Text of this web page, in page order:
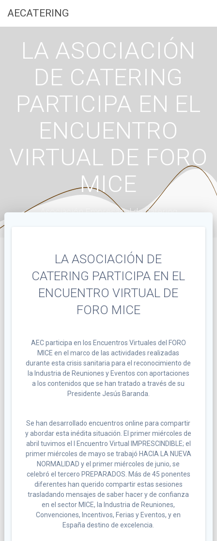
AECATERING
LA ASOCIACIÓN
DE CATERING
PARTICIPA EN EL
ENCUENTRO
VIRTUAL DE FORO
MICE
Asociación Empresarial de Catering
LA ASOCIACIÓN DE
CATERING PARTICIPA EN EL
ENCUENTRO VIRTUAL DE
FORO MICE
AEC participa en los Encuentros Virtuales del FORO
MICE en el marco de las actividades realizadas
durante esta crisis sanitaria para el reconocimiento de
la Industria de Reuniones y Eventos con aportaciones
a los contenidos que se han tratado a través de su
Presidente Jesús Baranda.
Se han desarrollado encuentros online para compartir
y abordar esta inédita situación. El primer miércoles de
abril tuvimos el I Encuentro Virtual IMPRESCINDIBLE; el
primer miércoles de mayo se trabajó HACIA LA NUEVA
NORMALIDAD y el primer miércoles de junio, se
celebró el tercero PREPARADOS. Más de 45 ponentes
diferentes han querido compartir estas sesiones
trasladando mensajes de saber hacer y de confianza
en el sector MICE, la Industria de Reuniones,
Convenciones, Incentivos, Ferias y Eventos, y en
España destino de excelencia.